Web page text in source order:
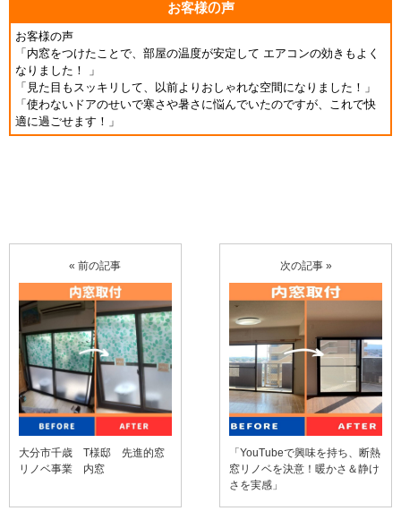
お客様の声
お客様の声
「内窓をつけたことで、部屋の温度が安定して エアコンの効きもよく
なりました！ 」
「見た目もスッキリして、以前よりおしゃれな空間になりました！」
「使わないドアのせいで寒さや暑さに悩んでいたのですが、これで快
適に過ごせます！」
« 前の記事
大分市千歳 T様邸 先進的窓
リノベ事業 内窓
次の記事 »
「YouTubeで興味を持ち、断熱
窓リノベを決意！暖かさ＆静け
さを実感」